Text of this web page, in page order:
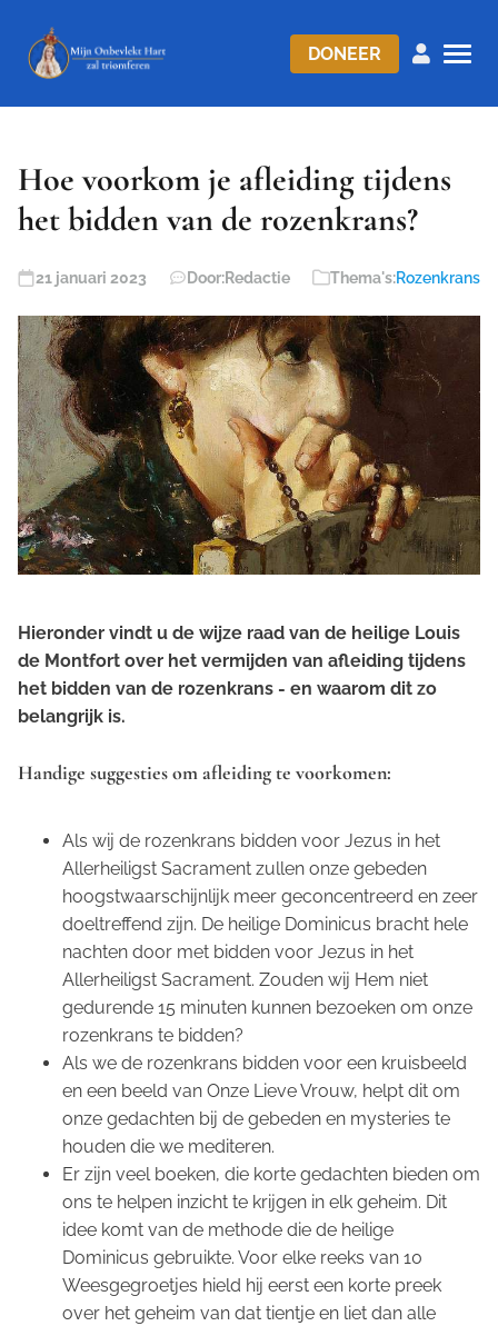
DONEER
Hoe voorkom je afleiding tijdens
het bidden van de rozenkrans?
21 januari 2023 Door:Redactie Thema's:Rozenkrans
Hieronder vindt u de wijze raad van de heilige Louis
de Montfort over het vermijden van afleiding tijdens
het bidden van de rozenkrans - en waarom dit zo
belangrijk is.
Handige suggesties om afleiding te voorkomen:
Als wij de rozenkrans bidden voor Jezus in het
Allerheiligst Sacrament zullen onze gebeden
hoogstwaarschijnlijk meer geconcentreerd en zeer
doeltreffend zijn. De heilige Dominicus bracht hele
nachten door met bidden voor Jezus in het
Allerheiligst Sacrament. Zouden wij Hem niet
gedurende 15 minuten kunnen bezoeken om onze
rozenkrans te bidden?
Als we de rozenkrans bidden voor een kruisbeeld
en een beeld van Onze Lieve Vrouw, helpt dit om
onze gedachten bij de gebeden en mysteries te
houden die we mediteren.
Er zijn veel boeken, die korte gedachten bieden om
ons te helpen inzicht te krijgen in elk geheim. Dit
idee komt van de methode die de heilige
Dominicus gebruikte. Voor elke reeks van 10
Weesgegroetjes hield hij eerst een korte preek
over het geheim van dat tientje en liet dan alle